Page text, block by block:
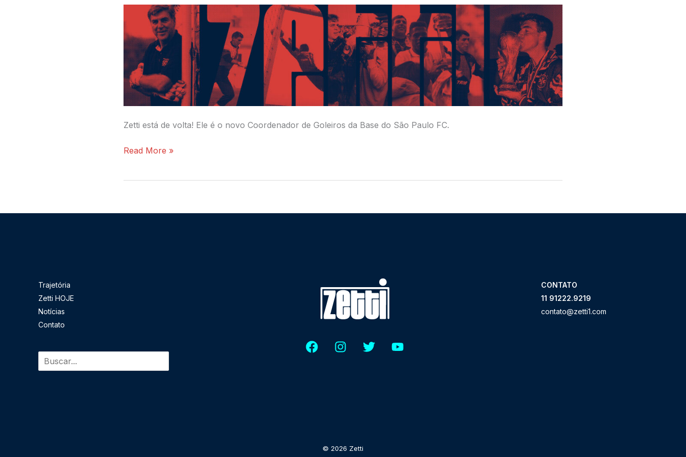
Zetti está de volta! Ele é o novo Coordenador de Goleiros da Base do São Paulo FC.
o
site
oficial
do
Zetti
Read More »
Trajetória
Zetti HOJE
Notícias
Contato
Pesquisar
CONTATO
11 91222.9219
contato@zetti1.com
© 2026 Zetti